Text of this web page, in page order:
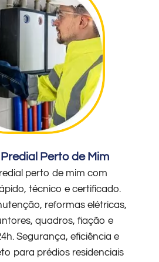
Perto de Mim
perto de mim com
técnico e certificado.
reformas elétricas,
quadros, fiação e
Segurança, eficiência e
para prédios residenciais